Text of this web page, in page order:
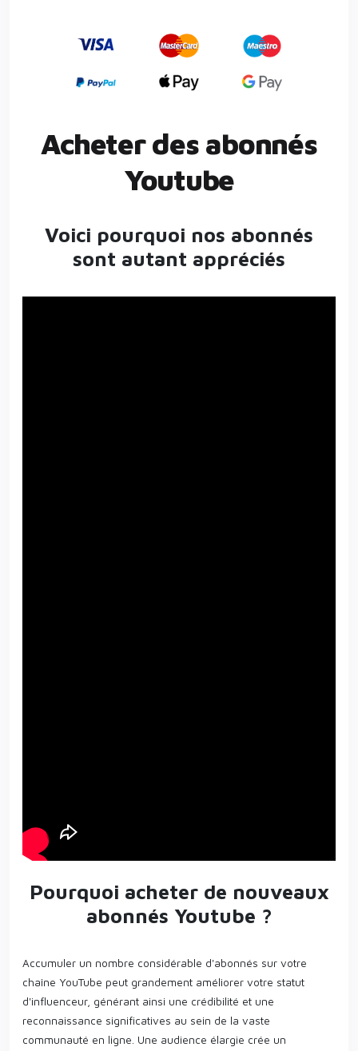
Acheter des abonnés
Youtube
Voici pourquoi nos abonnés
sont autant appréciés
Pourquoi acheter de nouveaux
abonnés Youtube ?
Accumuler un nombre considérable d'abonnés sur votre
chaîne YouTube peut grandement améliorer votre statut
d'influenceur, générant ainsi une crédibilité et une
reconnaissance significatives au sein de la vaste
communauté en ligne. Une audience élargie crée un